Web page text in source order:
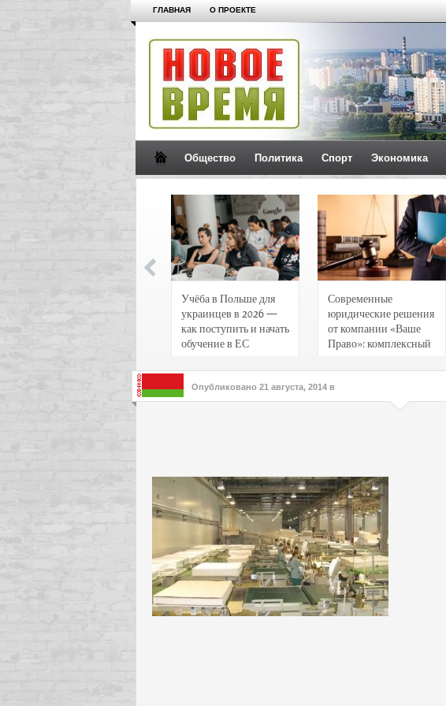
ГЛАВНАЯ О ПРОЕКТЕ
Общество Политика Спорт Экономика
Учёба в Польше для
украинцев в 2026 —
как поступить и начать
обучение в ЕС
Современные
юридические решения
от компании «Ваше
Право»: комплексный
интересов клиентов
Опубликовано 21 августа, 2014 в